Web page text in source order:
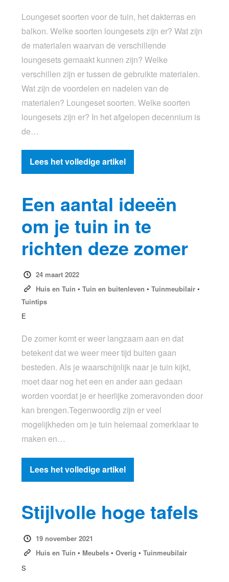
Loungeset soorten voor de tuin, het dakterras en
balkon. Welke soorten loungesets zijn er? Wat zijn
de materialen waarvan de verschillende
loungesets gemaakt kunnen zijn? Welke
verschillen zijn er tussen de gebruikte materialen.
Wat zijn de voordelen en nadelen van de
materialen? Loungeset soorten. Welke soorten
loungesets zijn er? In het afgelopen decennium is
de…
Lees het volledige artikel
Een aantal ideeën
om je tuin in te
richten deze zomer
24 maart 2022
Huis en Tuin • Tuin en buitenleven • Tuinmeubilair•
Tuintips
E
De zomer komt er weer langzaam aan en dat
betekent dat we weer meer tijd buiten gaan
besteden. Als je waarschijnlijk naar je tuin kijkt,
moet daar nog het een en ander aan gedaan
worden voordat je er heerlijke zomeravonden door
kan brengen.Tegenwoordig zijn er veel
mogelijkheden om je tuin helemaal zomerklaar te
maken en…
Lees het volledige artikel
Stijlvolle hoge tafels
19 november 2021
Huis en Tuin • Meubels• Overig • Tuinmeubilair
S